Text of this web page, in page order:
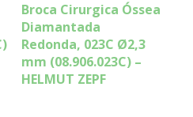
Broca Cirurgica Óssea
Diamantada
Redonda, 023C Ø2,3
mm (08.906.023C) –
HELMUT ZEPF